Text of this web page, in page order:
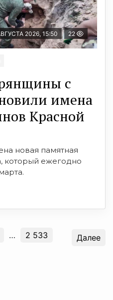
2026, 15:50 22
с
имена
Красной
новая памятная
который ежегодно
… 2 533 Далее